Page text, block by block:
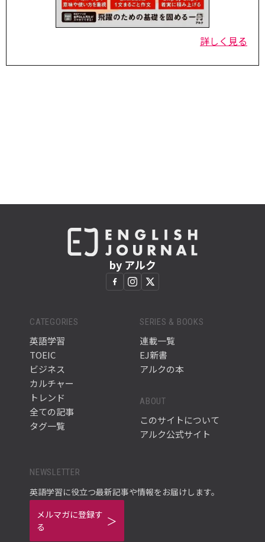
詳しく見る
by アルク
CATEGORIES
英語学習
TOEIC
ビジネス
カルチャー
トレンド
全ての記事
タグ一覧
SERIES & BOOKS
連載一覧
EJ新書
アルクの本
ABOUT
このサイトについて
アルク公式サイト
NEWSLETTER
英語学習に役立つ最新記事や情報をお届けします。
メルマガに登録す
る